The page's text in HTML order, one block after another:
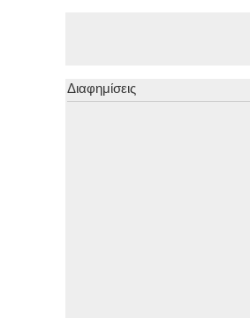
Διαφημίσεις